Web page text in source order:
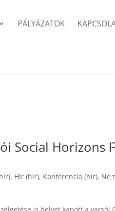
PÁLYÁZATOK
Social Horizons
, Hír (hír), Konferencia (hír),